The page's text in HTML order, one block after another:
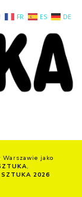
jako
,
SZTUKA 2026
FR ES DE